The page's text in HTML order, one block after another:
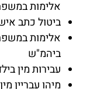
אלימות
ביטול כתב
אלימות
ביהמ"ש
עבירות מין
מיהו עבריין